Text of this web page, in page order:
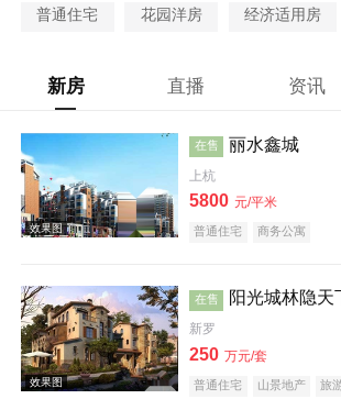
普通住宅 花园洋房 经济适用房
新房 直播 资讯
在售 丽水鑫城
上杭
5800 元/平米
普通住宅 商务公寓
在售 阳光城林隐天
新罗
250 万元/套
普通住宅 山景地产 旅